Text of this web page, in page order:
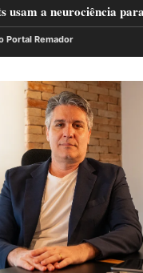
usam a neurociência
Portal Remador